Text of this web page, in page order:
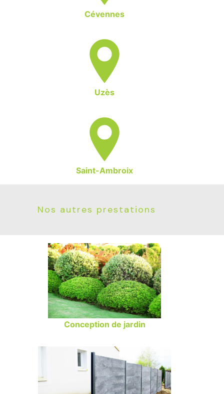
Cévennes
Uzès
Saint-Ambroix
Nos autres prestations
Conception de jardin